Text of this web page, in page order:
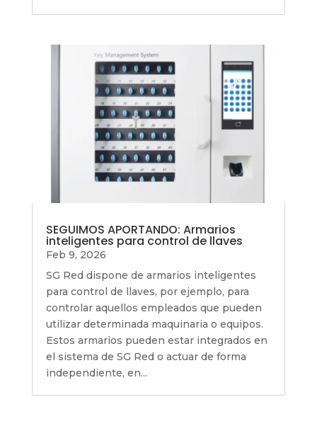
SEGUIMOS APORTANDO: Armarios
inteligentes para control de llaves
Feb 9, 2026
SG Red dispone de armarios inteligentes
para control de llaves, por ejemplo, para
controlar aquellos empleados que pueden
utilizar determinada maquinaria o equipos.
Estos armarios pueden estar integrados en
el sistema de SG Red o actuar de forma
independiente, en...